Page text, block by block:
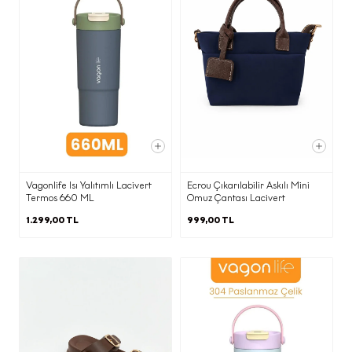
Vagonlife Isı Yalıtımlı Lacivert
Termos 660 ML
1.299,00 TL
Ecrou Çıkarılabilir Askılı Mini
Omuz Çantası Lacivert
999,00 TL
Yetkili kamu kurum ve kuruluşlarından
gelen taleplerin yasal düzenlemeler
ve mevzuat gereği yerine getirilmesi
amacı ile,
Elektronik ticari ileti gönderimi adına
onay ve ret kayıtlarının
yönetilmesine imkan tanıyan İleti
Ticari elektronik ileti gönderimi için
birlikte çalıştığımız ajans ve iş